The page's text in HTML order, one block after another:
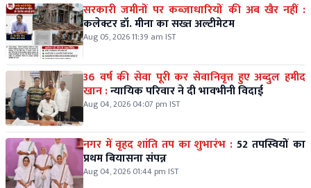
सरकारी जमीनों पर कब्जाधारियों की अब खैर नहीं :
कलेक्टर डॉ. मीना का सख्त अल्टीमेटम
Aug 05, 2026 11:39 am IST
36 वर्ष की सेवा पूरी कर सेवानिवृत्त हुए अब्दुल हमीद
खान :न्यायिक परिवार ने दी भावभीनी विदाई
Aug 04, 2026 04:07 pm IST
नगर में वृहद शांति तप का शुभारंभ : 52 तपस्वियों का
प्रथम बियासना संपन्न
Aug 04, 2026 01:44 pm IST